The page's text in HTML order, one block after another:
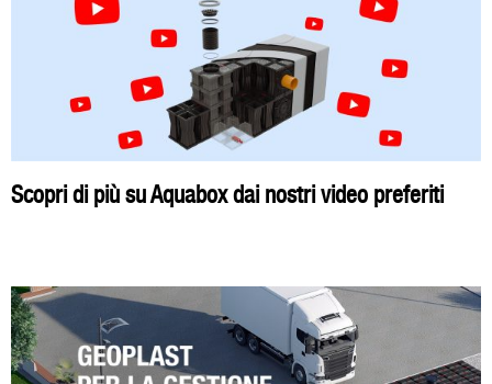
Scopri di più su Aquabox dai nostri video preferiti